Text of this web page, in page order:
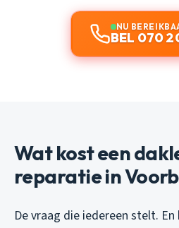
NU
BEL 070
Wat kost een
reparatie in
De vraag die iedereen stelt.